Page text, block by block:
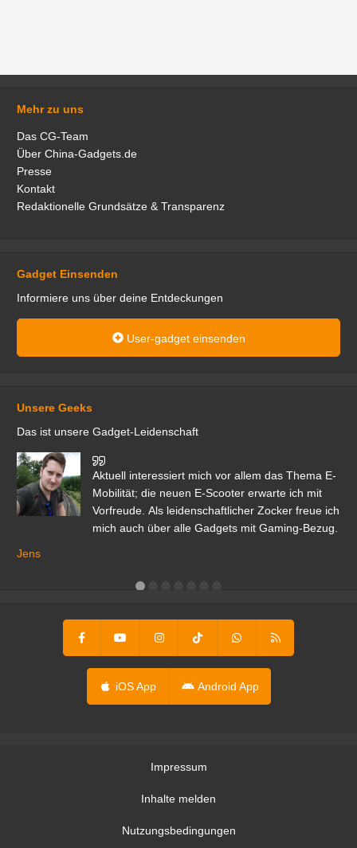
Mehr zu uns
Das CG-Team
Über China-Gadgets.de
Presse
Kontakt
Redaktionelle Grundsätze & Transparenz
Gadget Einsenden
Informiere uns über deine Entdeckungen
User-gadget einsenden
Unsere Geeks
Das ist unsere Gadget-Leidenschaft
Aktuell interessiert mich vor allem das Thema E-
Mobilität; die neuen E-Scooter erwarte ich mit
Vorfreude. Als leidenschaftlicher Zocker freue ich
mich auch über alle Gadgets mit Gaming-Bezug.
Jens
iOS App Android App
Impressum
Inhalte melden
Nutzungsbedingungen